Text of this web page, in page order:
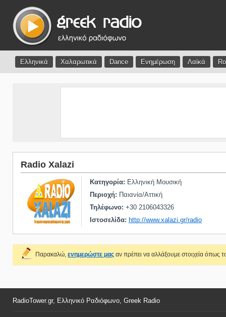
Ελληνικά Χαλαρωτικά Dance Ενημέρωση Λαϊκά
Radio Xalazi
Κατηγορία: Ελληνική Μουσική
Περιοχή: Παιανία/Αττική
Τηλέφωνο: +30 2106043326
Ιστοσελίδα: http://www.xalazi.gr/radio
Παρακαλώ, ενημερώστε μας αν πρέπει να αλλάξουμε στοιχεία όπως
RadioTower.gr, Ελληνικό Ραδιόφωνο, Greek Radio